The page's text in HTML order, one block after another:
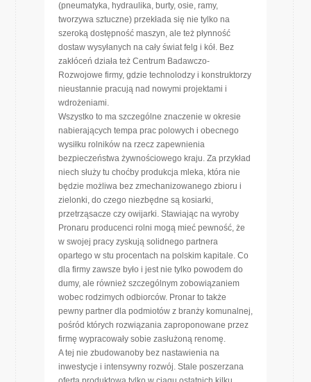
(pneumatyka, hydraulika, burty, osie, ramy,
tworzywa sztuczne) przekłada się nie tylko na
szeroką dostępność maszyn, ale też płynność
dostaw wysyłanych na cały świat felg i kół. Bez
zakłóceń działa też Centrum Badawczo-
Rozwojowe firmy, gdzie technolodzy i konstruktorzy
nieustannie pracują nad nowymi projektami i
wdrożeniami.
Wszystko to ma szczególne znaczenie w okresie
nabierających tempa prac polowych i obecnego
wysiłku rolników na rzecz zapewnienia
bezpieczeństwa żywnościowego kraju. Za przykład
niech służy tu choćby produkcja mleka, która nie
będzie możliwa bez zmechanizowanego zbioru i
zielonki, do czego niezbędne są kosiarki,
przetrząsacze czy owijarki. Stawiając na wyroby
Pronaru producenci rolni mogą mieć pewność, że
w swojej pracy zyskują solidnego partnera
opartego w stu procentach na polskim kapitale. Co
dla firmy zawsze było i jest nie tylko powodem do
dumy, ale również szczególnym zobowiązaniem
wobec rodzimych odbiorców. Pronar to także
pewny partner dla podmiotów z branży komunalnej,
pośród których rozwiązania zaproponowane przez
firmę wypracowały sobie zasłużoną renomę.
A tej nie zbudowanoby bez nastawienia na
inwestycje i intensywny rozwój. Stale poszerzana